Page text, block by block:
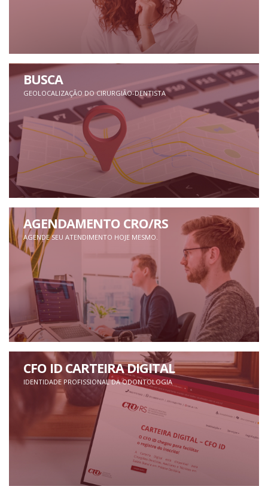
BUSCA
GEOLOCALIZAÇÃO DO CIRURGIÃO-DENTISTA
AGENDAMENTO CRO/RS
AGENDE SEU ATENDIMENTO HOJE MESMO.
CFO ID CARTEIRA DIGITAL
IDENTIDADE PROFISSIONAL DA ODONTOLOGIA